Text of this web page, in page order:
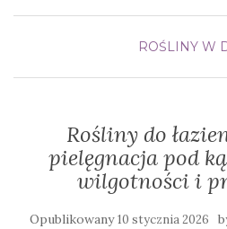
ROŚLINY W
Rośliny do
pielęgnacja pod
wilgotności i
Opublikowany10 stycznia 2026